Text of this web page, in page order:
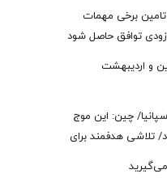
تامین برخی مهمات
توافق حاصل شود
و اردیبهشت
چین: این موج
تلاشی هدفمند برای